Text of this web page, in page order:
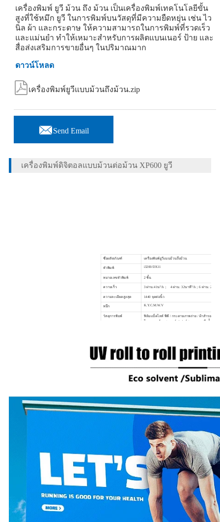
เครื่องพิมพ์ ยูวี ม้วน ถึง ม้วน เป็นเครื่องพิมพ์เทคโนโลยีขั้น
สูงที่ใช้หมึก ยูวี ในการพิมพ์บนวัสดุที่มีความยืดหยุ่น เช่น ไว
นิล ผ้า และกระดาษ ให้ความสามารถในการพิมพ์ที่รวดเร็ว
และแม่นยำ ทำให้เหมาะสำหรับการผลิตแบนเนอร์ ป้าย และ
สื่อส่งเสริมการขายอื่นๆ ในปริมาณมาก
ดาวน์โหลด
เครื่องพิมพ์ยูวีแบบม้วนถึงม้วน.zip
Send Email
เครื่องพิมพ์ดิจิตอลแบบม้วนต่อม้วน XP600 ยูวี
ชื่อผลิตภัณฑ์ เครื่องพิมพ์ยูวีแบบม้วนถึงม้วน
หัวพิมพ์ i3200/DX11
หมายเลขหัวพิมพ์ 2 ชิ้น
ความเร็ว 3 ผ่าน:41น2/h； 4 ผ่าน: 32นาที2/h；6 ผ่าน: 22นาที
ความละเอียดสูงสุด 1440 จุดต่อนิ้ว
หมึก K.Y.C.M.W.V
วัสดุการพิมพ์ ฟิล์มแบ็คไลท์ พีพี / กระดาษภาพถ่าย / ผ้าสำรอง / ส
โอนความร้อน / วอลล์เปเปอร์ / กระดาษเสื่อน้ำมัน /
ขนาดเครื่อง 2950มม.(ย)675มม.(ก)1400มม.(ส)
3060มม.(ย)750มม.)780มม.(ส)
พีเอสดี/TIFF/บีเอ็มพี/กำไรต่อหุ้น/JPG